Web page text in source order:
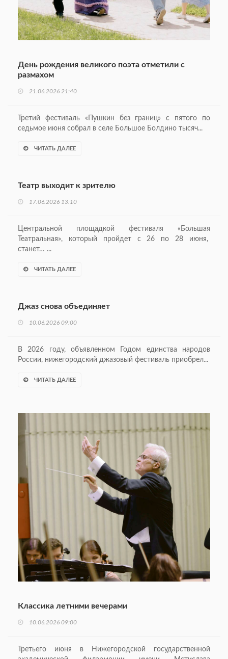
День рождения великого поэта отметили с
размахом
21.06.2026 21:40
Третий фестиваль «Пушкин без границ» с пятого по
седьмое июня собрал в селе Большое Болдино тысяч...
ЧИТАТЬ ДАЛЕЕ
Театр выходит к зрителю
17.06.2026 13:10
Центральной площадкой фестиваля «Большая
Театральная», который пройдет с 26 по 28 июня,
станет… ...
ЧИТАТЬ ДАЛЕЕ
Джаз снова объединяет
10.06.2026 09:00
В 2026 году, объявленном Годом единства народов
России, нижегородский джазовый фестиваль приобрел...
ЧИТАТЬ ДАЛЕЕ
Классика летними вечерами
10.06.2026 09:00
Третьего июня в Нижегородской государственной